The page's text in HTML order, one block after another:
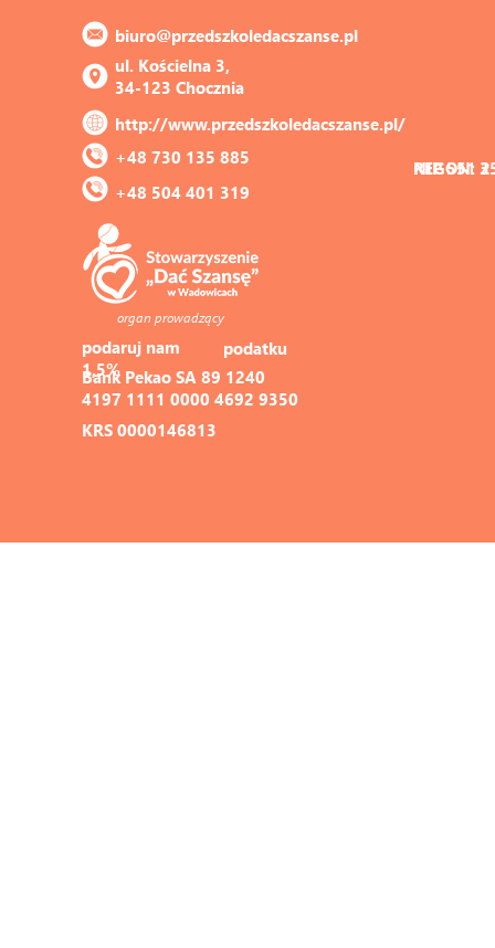
KRS 0000146813
ul. Kościelna 3,
34-123 Chocznia
biuro@przedszkoledacszanse.pl
http://www.przedszkoledacszanse.pl/
+48 730 135 885
+48 504 401 319
Bank Pekao SA 89 1240
4197 1111 0000 4692 9350
podaruj nam
1,5%
organ prowadzący
podatku
REGON:
NIP 551